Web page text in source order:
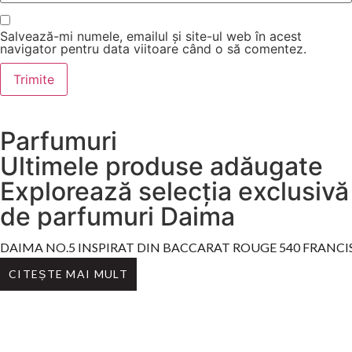
Salvează-mi numele, emailul și site-ul web în acest
navigator pentru data viitoare când o să comentez.
Parfumuri
Ultimele produse adăugate
Explorează selecția exclusivă
de parfumuri Daima
DAIMA NO.5 INSPIRAT DIN BACCARAT ROUGE 540
CITEȘTE MAI MULT